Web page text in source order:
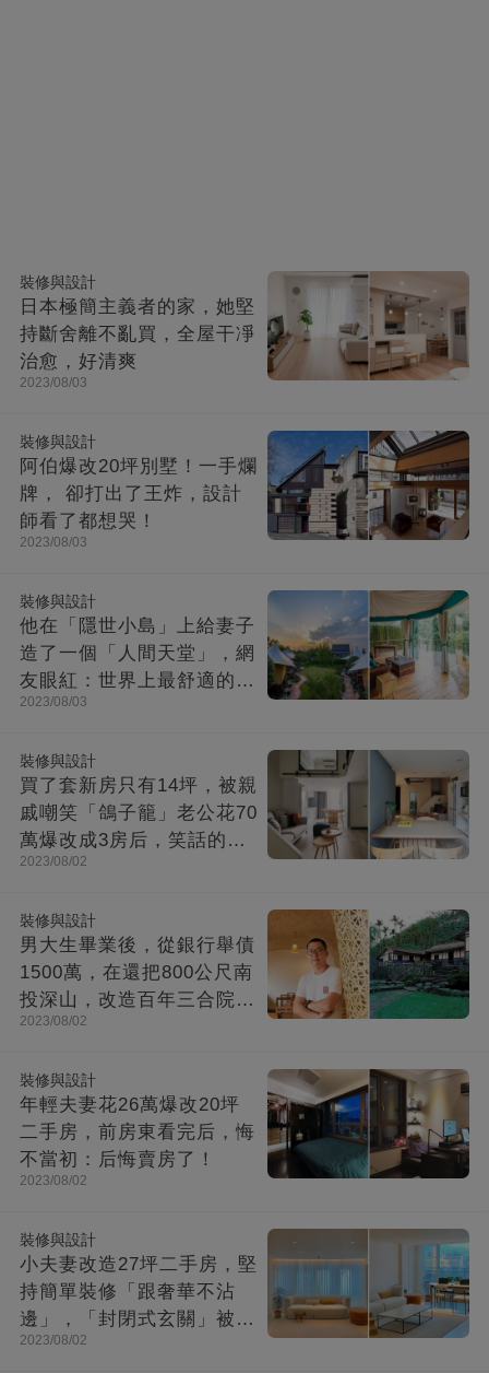
裝修與設計
日本極簡主義者的家，她堅
持斷舍離不亂買，全屋干凈
治愈，好清爽
2023/08/03
裝修與設計
阿伯爆改20坪別墅！一手爛
牌， 卻打出了王炸，設計
師看了都想哭！
2023/08/03
裝修與設計
他在「隱世小島」上給妻子
造了一個「人間天堂」，網
友眼紅：世界上最舒適的時
光都在這里
2023/08/03
裝修與設計
買了套新房只有14坪，被親
戚嘲笑「鴿子籠」老公花70
萬爆改成3房后，笑話的親
戚不吭聲了
2023/08/02
裝修與設計
男大生畢業後，從銀行舉債
1500萬，在還把800公尺南
投深山，改造百年三合院，
成「台灣最美民宿」!
2023/08/02
裝修與設計
年輕夫妻花26萬爆改20坪
二手房，前房東看完后，悔
不當初：后悔賣房了！
2023/08/02
裝修與設計
小夫妻改造27坪二手房，堅
持簡單裝修「跟奢華不沾
邊」，「封閉式玄關」被贊
爆：這就是夢想中的家！
2023/08/02